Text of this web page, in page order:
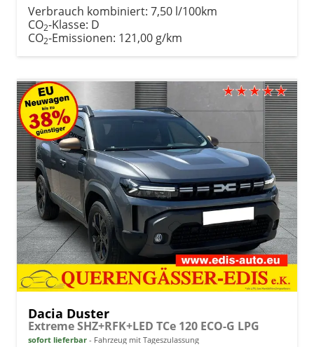
Verbrauch kombiniert: 7,50 l/100km
CO2-Klasse: D
CO2-Emissionen: 121,00 g/km
Dacia Duster
Extreme SHZ+RFK+LED TCe 120 ECO-G LPG
sofort lieferbar Fahrzeug mit Tageszulassung